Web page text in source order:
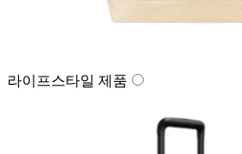
라이프스타일 제품